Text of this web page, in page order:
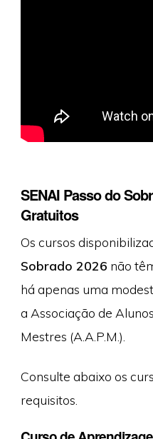
SENAI Passo do
Gratuitos
Os cursos
Sobrado 2026 não
há apenas uma
a Associação de
Mestres (A.A.P.M.).
Consulte abaixo os
requisitos.